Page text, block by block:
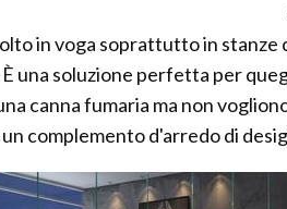
in voga soprattutto in stanze
una soluzione perfetta per
canna fumaria ma non
complemento d'arredo di